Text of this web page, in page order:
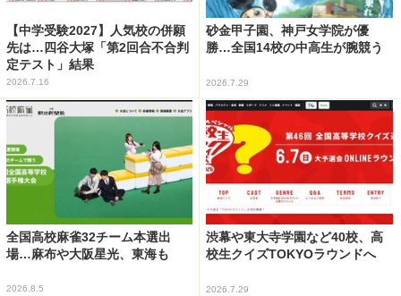
【中学受験2027】人気校の併願
先は…四谷大塚「第2回合不合判
定テスト」結果
2026.7.16
砂金甲子園、神戸女学院が優
勝…全国14校の中高生が腕競う
2026.7.29
全国高校麻雀32チーム本選出
場…麻布や大阪星光、東海も
2026.8.5
渋幕や東大寺学園など40校、高
校生クイズTOKYOラウンドへ
2026.7.29